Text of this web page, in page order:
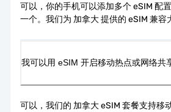
可以，你的手机可以添加多个 eSIM 配
一个。我们为 加拿大 提供的 eSIM 兼容
我可以用 eSIM 开启移动热点或网络共
可以，我们的 加拿大 eSIM 套餐支持移